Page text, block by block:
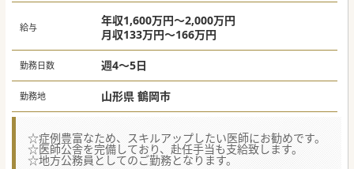
給与
年収1,600万円～2,000万円
月収133万円～166万円
勤務日数 週4～5日
勤務地 山形県 鶴岡市
☆症例豊富なため、スキルアップしたい医師にお勧めです。
☆医師公舎を完備しており、赴任手当も支給致します。
☆地方公務員としてのご勤務となります。